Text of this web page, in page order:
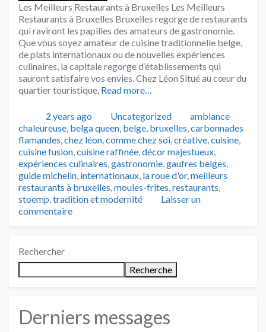
Les Meilleurs Restaurants à Bruxelles Les Meilleurs
Restaurants à Bruxelles Bruxelles regorge de restaurants
qui raviront les papilles des amateurs de gastronomie.
Que vous soyez amateur de cuisine traditionnelle belge,
de plats internationaux ou de nouvelles expériences
culinaires, la capitale regorge d’établissements qui
sauront satisfaire vos envies. Chez Léon Situé au cœur du
quartier touristique, Read more…
Publié2 years ago Catégories
Uncategorized Tags
ambiance
chaleureuse, belga queen, belge, bruxelles,carbonnades
flamandes,chez léon,comme chez soi,créative,cuisine,
cuisine fusion,cuisine raffinée,décor majestueux,
expériences culinaires,gastronomie,gaufres belges,
guide michelin, internationaux, la roue d'or,meilleurs
restaurants à bruxelles,moules-frites,restaurants,
stoemp,tradition et modernité
Laisser un
commentaire
Rechercher
Recherche
Derniers messages